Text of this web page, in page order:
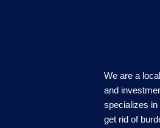
We are a
and
specializes in
get rid of